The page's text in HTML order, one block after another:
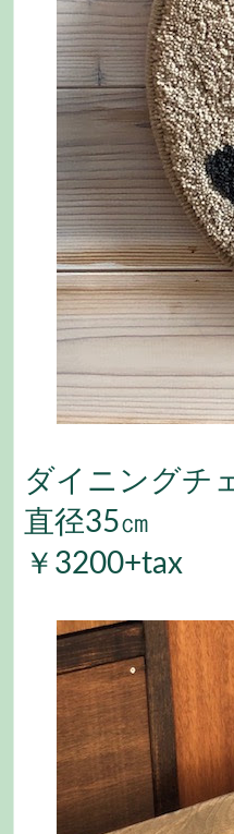
ダイニングチ
直径35㎝
￥3200+tax